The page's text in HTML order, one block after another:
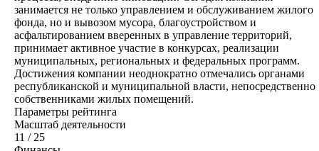
занимается не только управлением и обслуживанием жилого
фонда, но и вывозом мусора, благоустройством и
асфальтированием вверенных в управление территорий,
принимает активное участие в конкурсах, реализации
муниципальных, региональных и федеральных программ.
Достижения компании неоднократно отмечались органами
республиканской и муниципальной власти, непосредственно
собственниками жилых помещений.
Параметры рейтинга
Масштаб деятельности
11 / 25